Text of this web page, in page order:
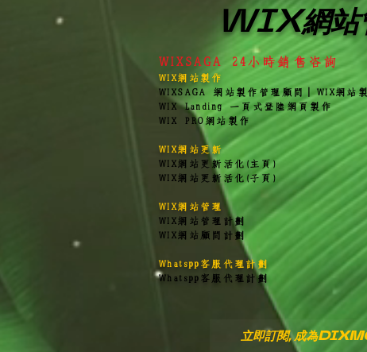
WIX網站
WIXSAGA 24小時銷 售咨詢
WIX網站製作
WIXSAGA 網站製作管理顧問
WIX網站
WIX Landing 一頁式登陸網頁製作
WIX PRO網站製作
WIX網站更新
WIX網站更新活化(主頁)
WIX網站更新活化(子頁)
WIX網站管理
WIX網站管理計劃
WIX網站顧問計劃
Whatspp客服代理計劃
Whatspp客服代理計劃
立即訂閱, 成為